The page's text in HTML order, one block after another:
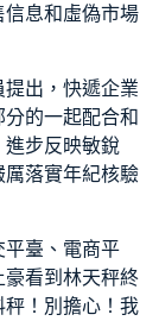
息和虛偽市場
出，快遞企業
的一起配合和
步反映敏銳
落實年紀核驗
臺、電商平
看到林天秤終
秤！別擔心！我